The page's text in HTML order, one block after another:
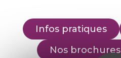
Infos pratiques
Nos brochures